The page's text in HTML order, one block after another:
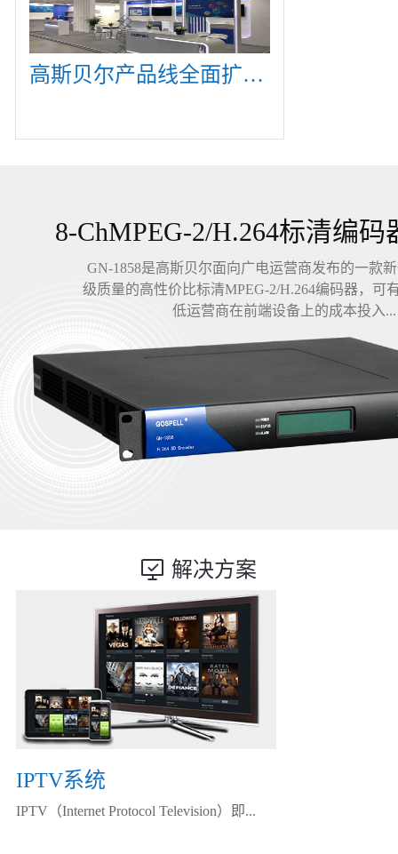
高斯贝尔产品线全面扩展，众多新产品亮相CommunicAsia 2019
8-ChMPEG-2/H.264标清编码
GN-1858是高斯贝尔面向广电运营商发布的一款
级质量的高性价比标清MPEG-2/H.264编码器，可
低运营商在前端设备上的成本投入...
解决方案
IPTV系统
IPTV（Internet Protocol Television）即...